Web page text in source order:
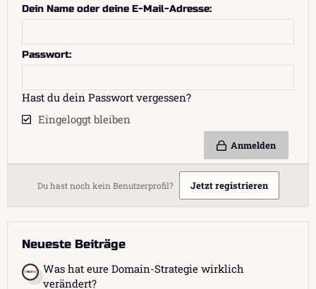
Dein Name oder deine E-Mail-Adresse
Passwort
Hast du dein Passwort vergessen?
Eingeloggt bleiben
Anmelden
Du hast noch kein Benutzerprofil? Jetzt registrieren
Neueste Beiträge
Was hat eure Domain-Strategie wirklich
verändert?